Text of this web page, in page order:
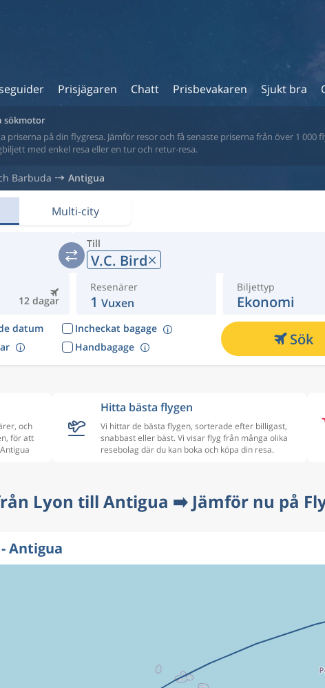
Prisjägaren Chatt Prisbevakaren Sjukt bra
sökmotor
på din flygresa. Jämför resor och få senaste priserna från över 1
med enkel resa eller en tur och retur-resa.
Barbuda Antigua
Multi-city
Till
V.C. Bird
12 dagar
Resenärer
1 Vuxen
Biljettyp
Ekonomi
datum
Incheckat bagage
Handbagage Sök
och
för att
Hitta bästa flygen
Vi hittar de bästa flygen, sorterade efter billigast,
snabbast eller bäst. Vi visar flyg från många olika
resebolag där du kan boka och köpa din resa.
Lyon till Antigua ➡️ Jämför nu på
Antigua